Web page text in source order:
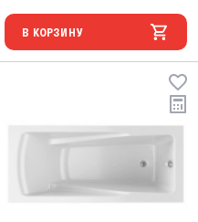
В КОРЗИНУ